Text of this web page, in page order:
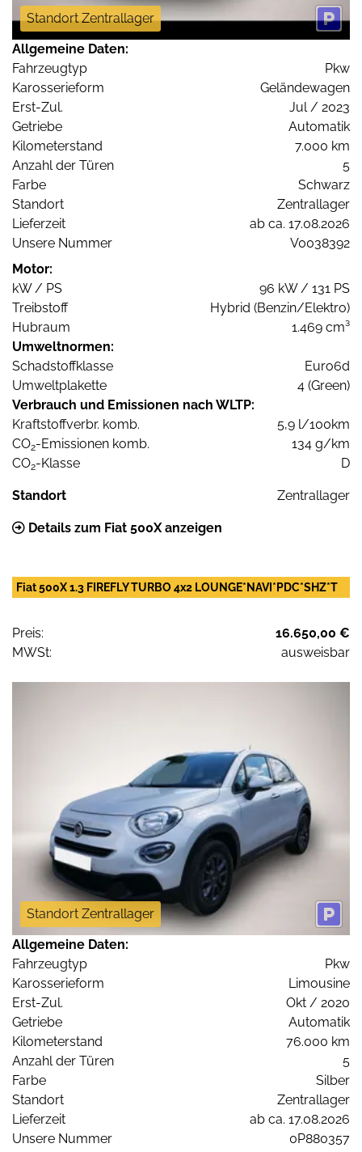
Standort Zentrallager
Allgemeine Daten:
Fahrzeugtyp
Pkw
Karosserieform
Geländewagen
Erst-Zul.
Jul / 2023
Getriebe
Automatik
Kilometerstand
7.000 km
Anzahl der Türen
5
Farbe
Schwarz
Standort
Zentrallager
Lieferzeit
ab ca. 17.08.2026
Unsere Nummer
V0038392
Motor:
kW / PS
96 kW / 131 PS
Treibstoff
Hybrid (Benzin/Elektro)
Hubraum
1.469 cm³
Umweltnormen:
Schadstoffklasse
Euro6d
Umweltplakette
4 (Green)
Verbrauch und Emissionen nach WLTP:
Kraftstoffverbr. komb.
5,9 l/100km
CO2-Emissionen komb.
134 g/km
CO2-Klasse D
Standort Zentrallager
Details zum Fiat 500X anzeigen
Fiat 500X 1.3 FIREFLY TURBO 4x2 LOUNGE*NAVI*PDC*SHZ*T
Preis:
16.650,00 €
MWSt:
ausweisbar
Standort Zentrallager
Allgemeine Daten:
Fahrzeugtyp
Pkw
Karosserieform
Limousine
Erst-Zul.
Okt / 2020
Getriebe
Automatik
Kilometerstand
76.000 km
Anzahl der Türen
5
Farbe
Silber
Standort
Zentrallager
Lieferzeit
ab ca. 17.08.2026
Unsere Nummer
0P880357